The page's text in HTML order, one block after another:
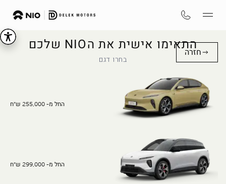
חזרה
התאימו אישית את הNIO שלכם
בחרו דגם
החל מ- 255,000 ש"ח
החל מ- 299,000 ש"ח